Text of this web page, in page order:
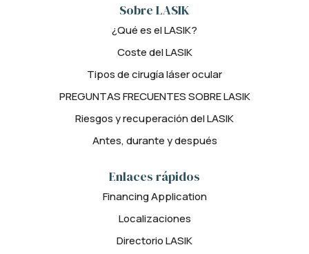
Sobre LASIK
¿Qué es el LASIK?
Coste del LASIK
Tipos de cirugía láser ocular
PREGUNTAS FRECUENTES SOBRE LASIK
Riesgos y recuperación del LASIK
Antes, durante y después
Enlaces rápidos
Financing Application
Localizaciones
Directorio LASIK